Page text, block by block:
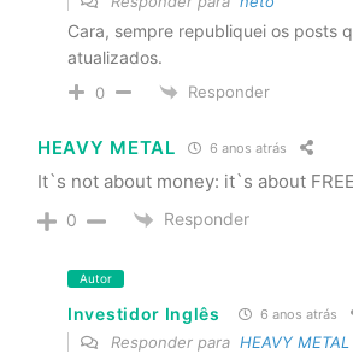
Cara, sempre republiquei os posts
atualizados.
0 Responder
HEAVY METAL 6 anos atrás
It`s not about money: it`s about
0 Responder
Autor
Investidor Inglês 6 anos atrás
Responder para HEAVY METAL